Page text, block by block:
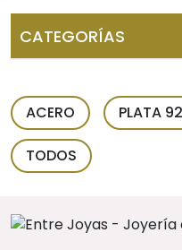
CATEGORÍAS
Alianzas
Anillos
Cadenas
ACERO PLATA
TODOS